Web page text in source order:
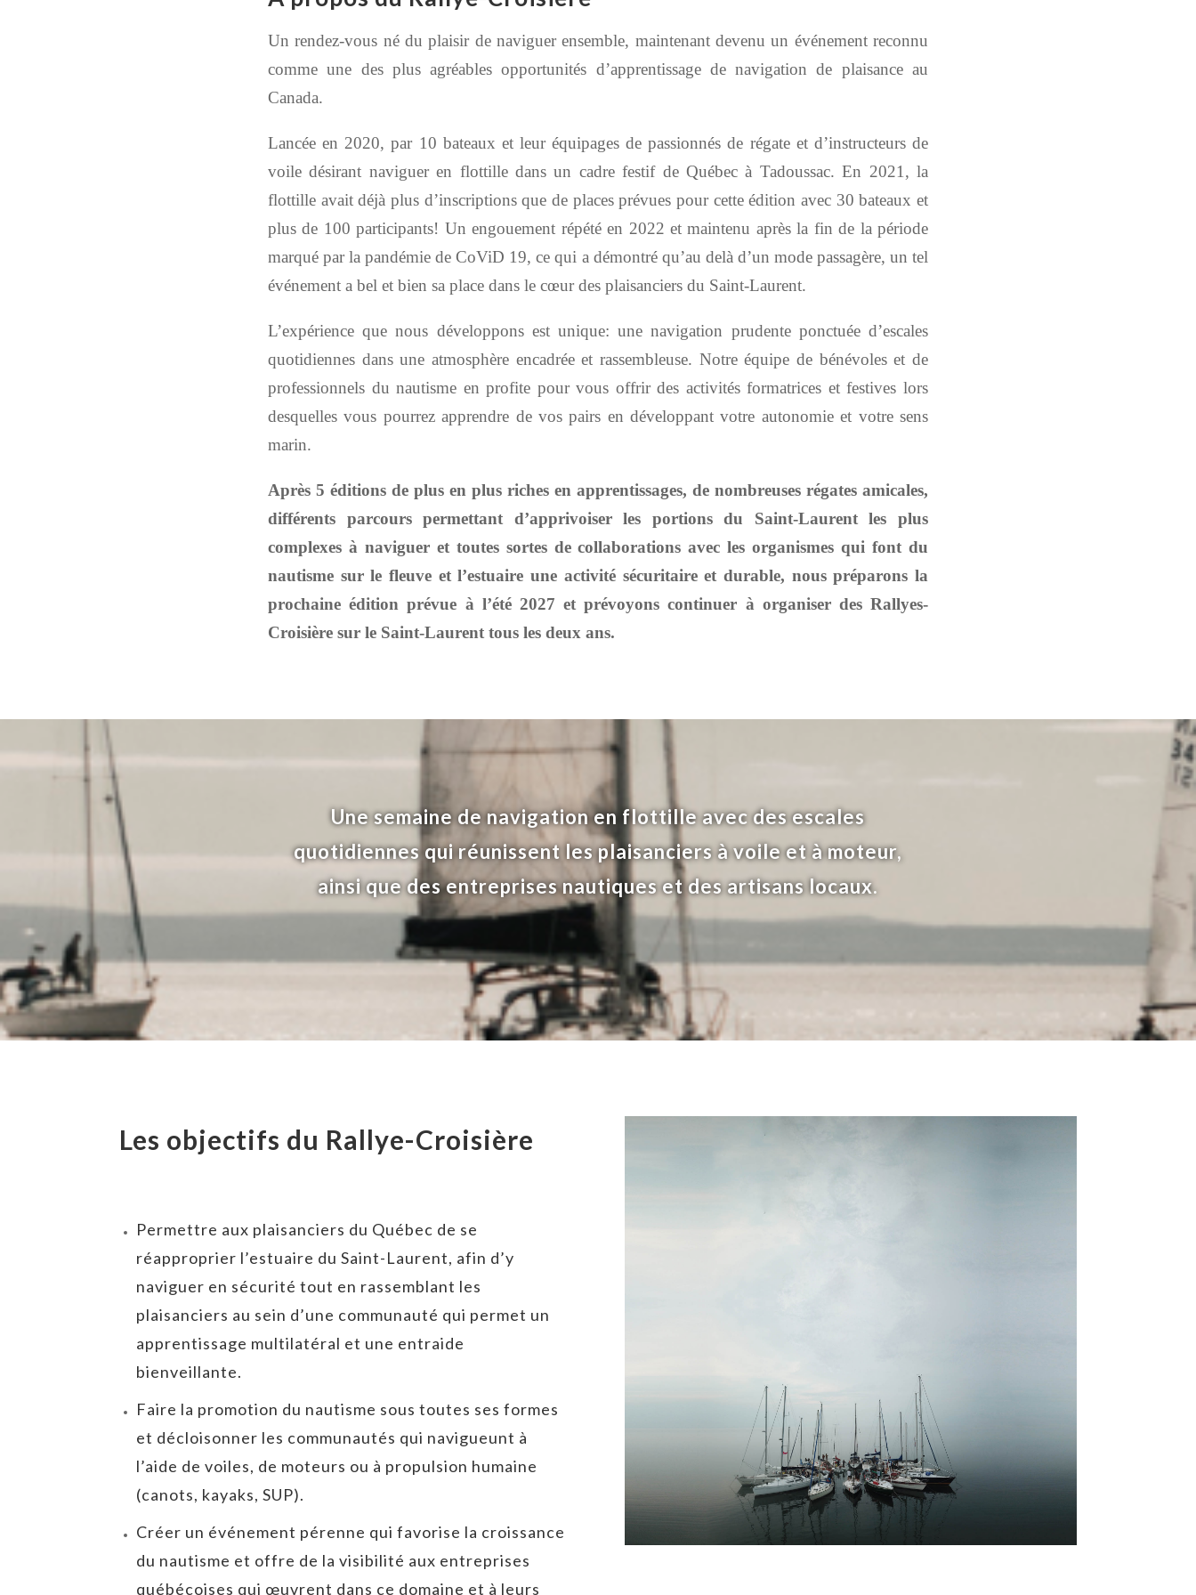
Un rendez-vous né du plaisir de naviguer ensemble, maintenant devenu un événement reconnu
comme une des plus agréables opportunités d’apprentissage de navigation de plaisanceau
Canada.
Lancée en 2020,par 10 bateaux et leur équipages de passionnés de régate et d’instructeurs de
voile désirant naviguer en flottille dans un cadre festifde Québec à Tadoussac. En 2021, la
flottille avait déjà plus d’inscriptions que de places prévues pour cette édition avec 30 bateaux et
plus de 100 participants! Un engouement répété en 2022 et maintenu après la fin de la période
marqué par la pandémie de CoViD 19, ce qui a démontré qu’au delà d’un mode passagère, un tel
événement a bel et bien sa place dans le cœur des plaisanciers du Saint-Laurent.
L’expérience que nous développons est unique: une navigation prudente ponctuée d’escales
quotidiennes dans une atmosphère encadrée et rassembleuse. Notre équipe de bénévoles et de
professionnels du nautisme en profite pour vous offrir des activités formatrices et festives lors
desquelles vous pourrez apprendre de vos pairs en développant votre autonomie et votre sens
marin.
Après 5 éditions de plus en plus riches en apprentissages, de nombreuses régates amicales,
différents parcours permettant d’apprivoiser les portions du Saint-Laurent les plus
complexes à naviguer et toutes sortes de collaborations avec les organismes qui font du
nautisme sur le fleuve et l’estuaire une activité sécuritaire et durable, nous préparons la
prochaine édition prévue à l’été 2027 et prévoyons continuer à organiser des Rallyes-
Croisière sur le Saint-Laurent tous les deux ans.
Une semaine de navigation en flottille avec des escales
quotidiennes qui réunissent les plaisanciers à voile et à moteur,
ainsi que des entreprises nautiques et des artisans locaux.
Les objectifs du Rallye-Croisière
Permettre aux plaisanciers du Québec de se
réapproprier l’estuaire du Saint-Laurent, afin d’y
naviguer en sécurité tout en rassemblant les
plaisanciers au sein d’une communauté qui permet un
apprentissage multilatéral et une entraide
bienveillante.
Faire la promotion du nautisme sous toutes ses formes
et décloisonner les communautés qui navigueunt à
l’aide de voiles, de moteurs ou à propulsion humaine
(canots, kayaks, SUP).
Créer un événement pérenne qui favorise la croissance
du nautisme et offre de la visibilité aux entreprises
québécoises qui œuvrent dans ce domaine et à leurs